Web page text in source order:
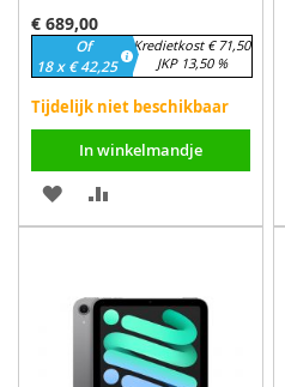
€ 689,00
Of
18 x € 42,25
Kredietkost € 71,50
JKP 13,50 %
Tijdelijk niet beschikbaar
In winkelmandje
VOEG
TOE
VERLANGLIJST
OM
VERGELIJKEN